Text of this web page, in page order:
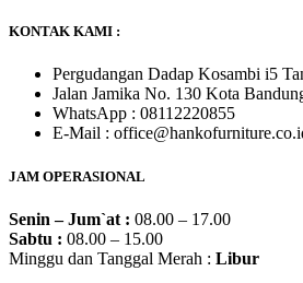
KONTAK KAMI :
Pergudangan Dadap Kosambi i5
Jalan Jamika No. 130 Kota
WhatsApp : 08112220855
E-Mail :
JAM OPERASIONAL
Senin – Jum`at : 08.00 – 17.00
Sabtu : 08.00 – 15.00
Minggu dan Tanggal Merah : Libur